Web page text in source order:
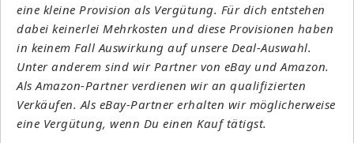
eine kleine Provision als Vergütung. Für dich entstehen
dabei keinerlei Mehrkosten und diese Provisionen haben
in keinem Fall Auswirkung auf unsere Deal-Auswahl.
Unter anderem sind wir Partner von eBay und Amazon.
Als Amazon-Partner verdienen wir an qualifizierten
Verkäufen. Als eBay-Partner erhalten wir möglicherweise
eine Vergütung, wenn Du einen Kauf tätigst.